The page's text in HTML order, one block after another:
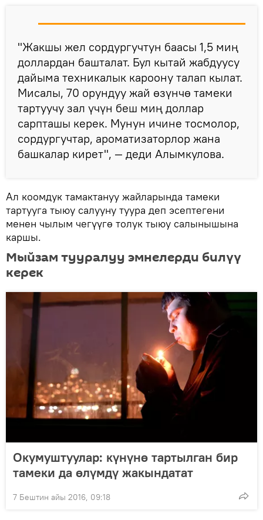
"Жакшы жел сордургучтун баасы 1,5 миң
доллардан башталат. Бул кытай жабдуусу
дайыма техникалык кароону талап кылат.
Мисалы, 70 орундуу жай өзүнчө тамеки
тартуучу зал үчүн беш миң доллар
сарпташы керек. Мунун ичине тосмолор,
сордургучтар, ароматизаторлор жана
башкалар кирет", — деди Алымкулова.
Ал коомдук тамактануу жайларында тамеки
тартууга тыюу салууну туура деп эсептегени
менен чылым чегүүгө толук тыюу салынышына
каршы.
Мыйзам тууралуу эмнелерди билүү
керек
Окумуштуулар: күнүнө тартылган бир
тамеки да өлүмдү жакындатат
7 Бештин айы 2016, 09:18